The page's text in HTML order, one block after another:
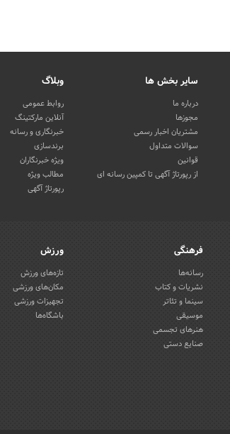
سایر بخش ها
درباره ما
مجوزها
مشتریان اخبار رسمی
سوالات متداول
قوانین
از رپورتاژ آگهی تا کمپین رسانه ای
وبلاگ
روابط عمومی
آنلاین مارکتینگ
خبرنگاری و رسانه
برندسازی
ویژه خبرنگاران
مطالب ویژه
رپورتاژ آگهی
فرهنگی
رسانه‌ها
نشریات و کتاب
سینما و تئاتر
موسیقی
هنرهای تجسمی
صنایع دستی
ورزش
تازه‌های ورزش
مکان‌های ورزشی
تجهیزات ورزشی
باشگاه‌ها